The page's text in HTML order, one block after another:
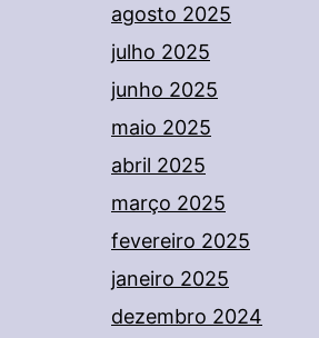
agosto 2025
julho 2025
junho 2025
maio 2025
abril 2025
março 2025
fevereiro 2025
janeiro 2025
dezembro 2024